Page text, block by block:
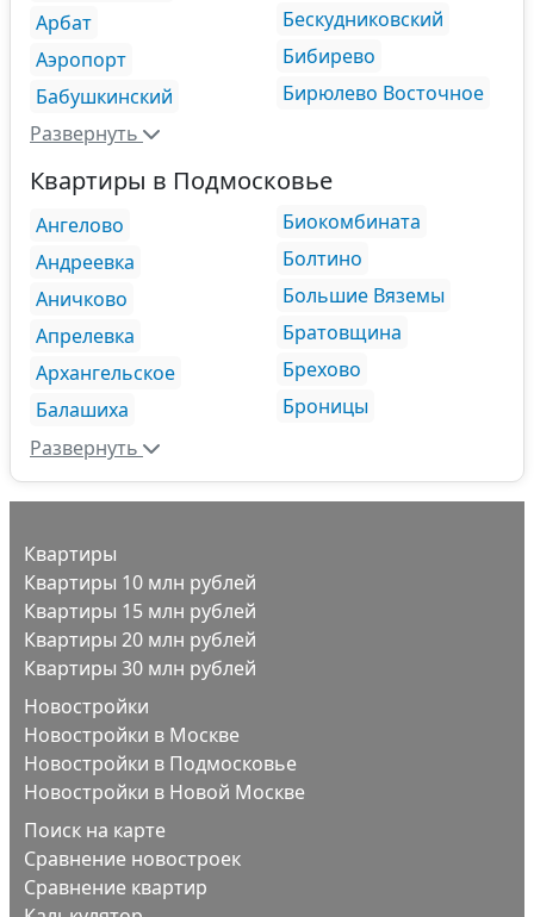
Арбат
Аэропорт
Бабушкинский
Бескудниковский
Бибирево
Бирюлево Восточное
Развернуть
Квартиры в Подмосковье
Ангелово
Андреевка
Аничково
Апрелевка
Архангельское
Балашиха
Биокомбината
Болтино
Большие Вяземы
Братовщина
Брехово
Броницы
Развернуть
Квартиры
Квартиры 10 млн рублей
Квартиры 15 млн рублей
Квартиры 20 млн рублей
Квартиры 30 млн рублей
Новостройки
Новостройки в Москве
Новостройки в Подмосковье
Новостройки в Новой Москве
Поиск на карте
Сравнение новостроек
Сравнение квартир